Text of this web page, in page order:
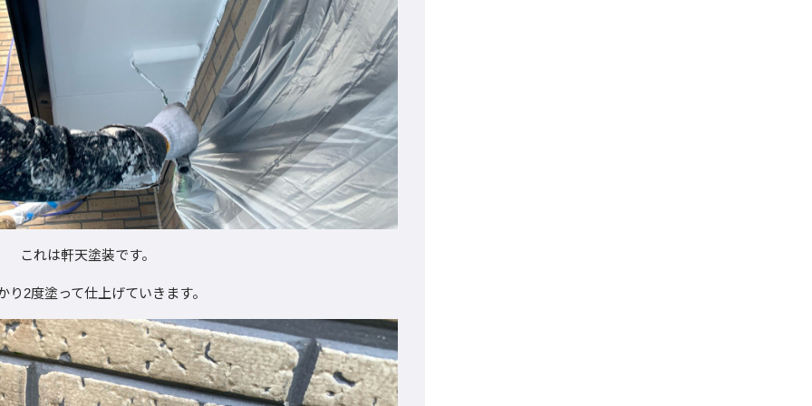
これは軒天塗装です。
り2度塗って仕上げていきます。